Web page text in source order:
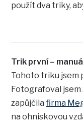
použít dva triky,
Trik první –
Tohoto triku jsem
Fotografoval
zapůjčilafirma
na ohniskovou